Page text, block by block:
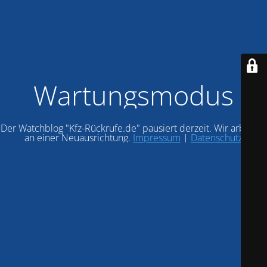
Wartungsmodus
Der Watchblog "Kfz-Rückrufe.de" pausiert derzeit. Wir arbeiten
an einer Neuausrichtung. Impressum | Datenschutz